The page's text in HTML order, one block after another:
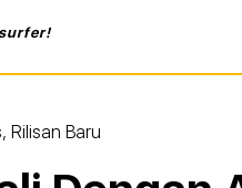
, Rilisan Baru